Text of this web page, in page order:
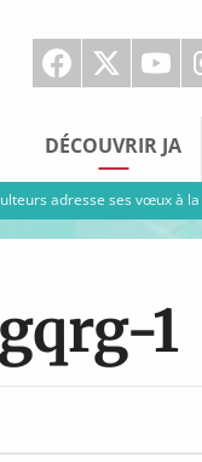
DÉCOUVRIR JA
adresse ses vœux à
1